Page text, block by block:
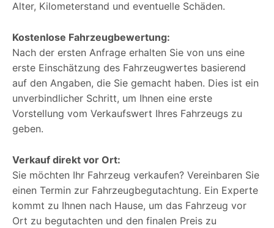
Alter, Kilometerstand und eventuelle Schäden.
Kostenlose Fahrzeugbewertung:
Nach der ersten Anfrage erhalten Sie von uns eine
erste Einschätzung des Fahrzeugwertes basierend
auf den Angaben, die Sie gemacht haben. Dies ist ein
unverbindlicher Schritt, um Ihnen eine erste
Vorstellung vom Verkaufswert Ihres Fahrzeugs zu
geben.
Verkauf direkt vor Ort:
Sie möchten Ihr Fahrzeug verkaufen? Vereinbaren Sie
einen Termin zur Fahrzeugbegutachtung. Ein Experte
kommt zu Ihnen nach Hause, um das Fahrzeug vor
Ort zu begutachten und den finalen Preis zu